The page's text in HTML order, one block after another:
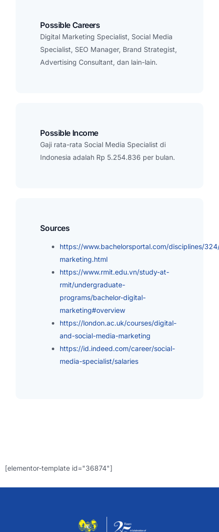
Possible Careers
Digital Marketing Specialist, Social Media
Specialist, SEO Manager, Brand Strategist,
Advertising Consultant, dan lain-lain.
Possible Income
Gaji rata-rata Social Media Specialist di
Indonesia adalah Rp 5.254.836 per bulan.
Sources
https://www.bachelorsportal.com/disciplines/
marketing.html
https://www.rmit.edu.vn/study-at-
rmit/undergraduate-
programs/bachelor-digital-
marketing#overview
https://london.ac.uk/courses/digital-
and-social-media-marketing
https://id.indeed.com/career/social-
media-specialist/salaries
[elementor-template id="36874"]